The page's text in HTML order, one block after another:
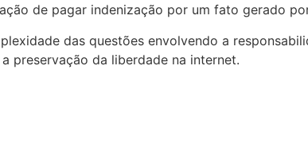
de pagar indenização por um fato gerado
das questões envolvendo a
preservação da liberdade na internet.